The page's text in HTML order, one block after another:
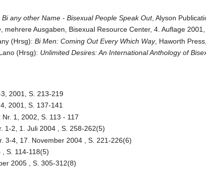
Bi any other Name - Bisexual People Speak Out, Alyson
, mehrere Ausgaben, Bisexual Resource Center, 4. Auflage
(Hrsg):Bi Men: Coming Out Every Which Way, Haworth
(Hrsg): Unlimited Desires: An International Anthology of
3, 2001, S. 213-219
2001, S. 137-141
Nr. 1, 2002, S. 113 - 117
1-2, 1. Juli 2004 , S. 258-262(5)
3-4, 17. November 2004 , S. 221-226(6)
, S. 114-118(5)
2005 , S. 305-312(8)